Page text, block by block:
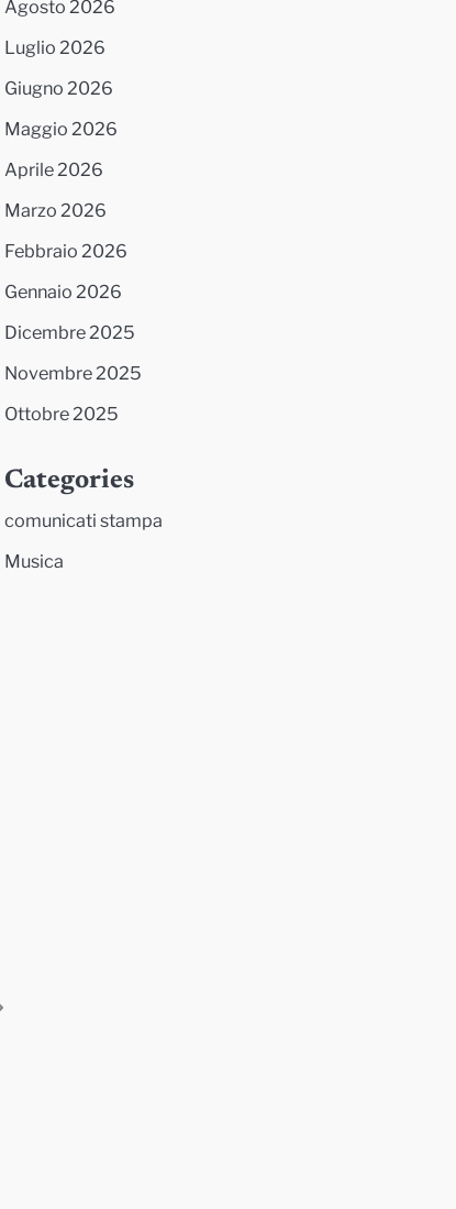
Agosto 2026
Luglio 2026
Giugno 2026
Maggio 2026
Aprile 2026
Marzo 2026
Febbraio 2026
Gennaio 2026
Dicembre 2025
Novembre 2025
Ottobre 2025
Categories
comunicati stampa
Musica